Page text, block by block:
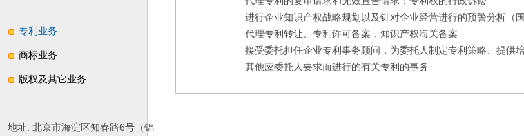
专利业务
商标业务
版权及其它业务
地址: 北京市海淀区知春路6号（锦
进行企业知识产权战略规划以及针对企业经营进行的预警分析（国
代理专利转让、专利许可备案，知识产权海关备案
接受委托担任企业专利事务顾问，为委托人制定专利策略、提供
其他应委托人要求而进行的有关专利的事务